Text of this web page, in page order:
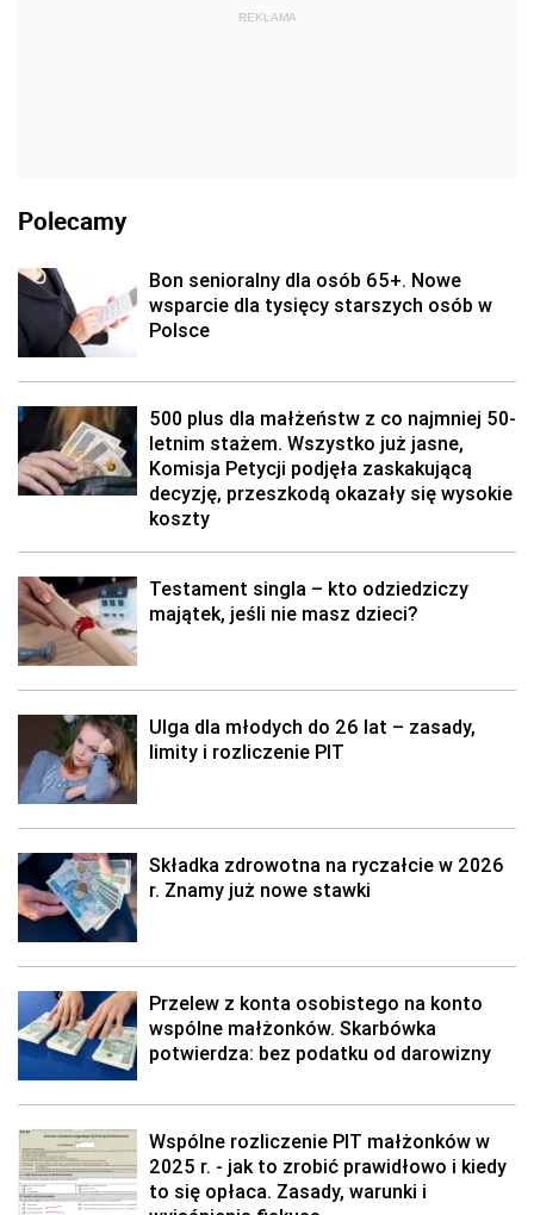
REKLAMA
Polecamy
Bon senioralny dla osób 65+. Nowe
wsparcie dla tysięcy starszych osób w
Polsce
500 plus dla małżeństw z co najmniej 50-
letnim stażem. Wszystko już jasne,
Komisja Petycji podjęła zaskakującą
decyzję, przeszkodą okazały się wysokie
koszty
Testament singla – kto odziedziczy
majątek, jeśli nie masz dzieci?
Ulga dla młodych do 26 lat – zasady,
limity i rozliczenie PIT
Składka zdrowotna na ryczałcie w 2026
r. Znamy już nowe stawki
Przelew z konta osobistego na konto
wspólne małżonków. Skarbówka
potwierdza: bez podatku od darowizny
Wspólne rozliczenie PIT małżonków w
2025 r. - jak to zrobić prawidłowo i kiedy
to się opłaca. Zasady, warunki i